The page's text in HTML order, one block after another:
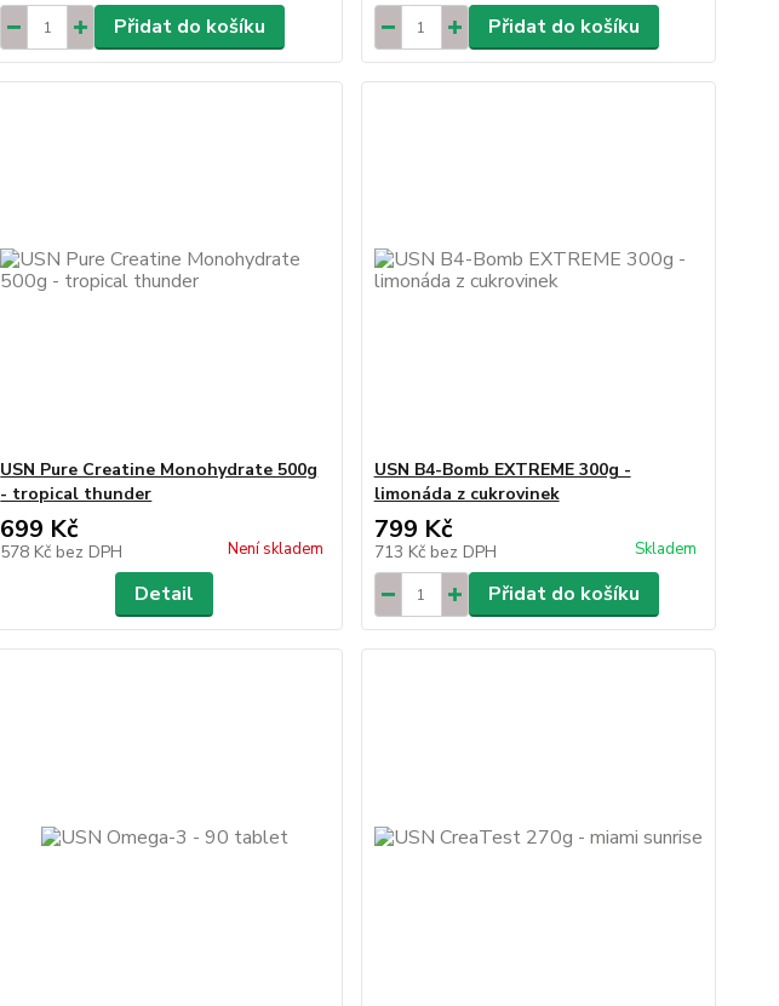
Přidat do košíku Přidat do košíku
USN Pure Creatine Monohydrate 500g
- tropical thunder
699 Kč
578 Kč bez DPH Není skladem
Detail
USN B4-Bomb EXTREME 300g -
limonáda z cukrovinek
799 Kč
713 Kč bez DPH Skladem
Přidat do košíku